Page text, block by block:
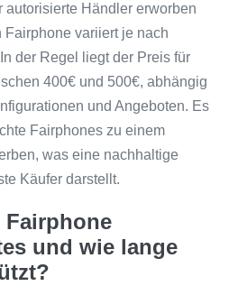
autorisierte Händler erworben
variiert je nach
der Regel liegt der Preis für
400€ und 500€, abhängig
und Angeboten. Es
Fairphones zu einem
was eine nachhaltige
Käufer darstellt.
Fairphone
und wie lange